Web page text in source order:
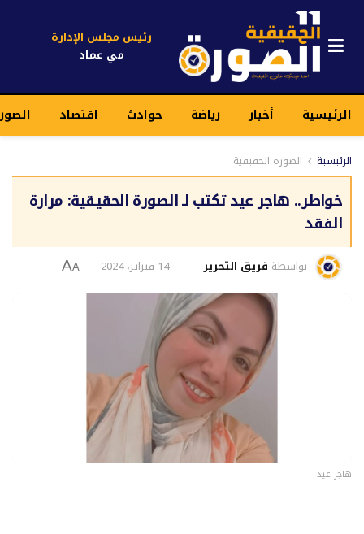
رئيس مجلس الإدارة
مي عماد
الرئيسية أخبار رياضة حوادث اقتصاد
الرئيسية الصورة الحقيقية
خواطر.. هاجر عيد تكتب لـ الصورة الحقيقية: مرارة
الفقد
بواسطة فريق التحرير 14 فبراير، 2024 A
A
هاجر عيد